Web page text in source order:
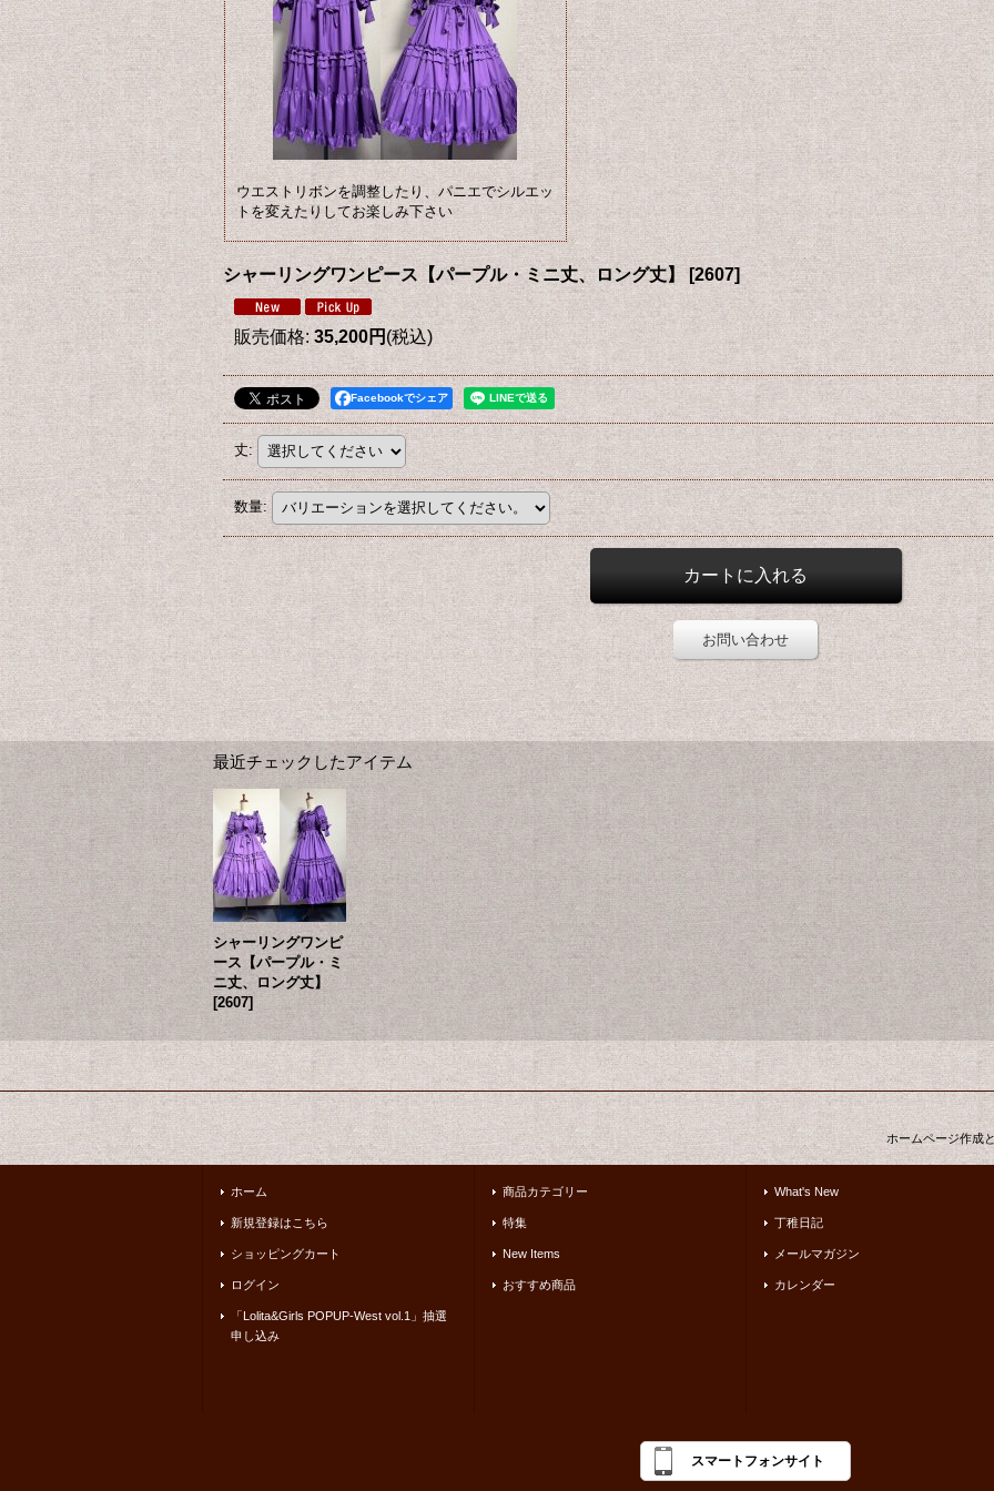
ウエストリボンを調整したり、パニエでシルエッ
トを変えたりしてお楽しみ下さい
シャーリングワンピース【パープル・ミニ丈、ロング丈】 [2607]
販売価格: 35,200円 (税込)
Facebookでシェア
丈:
数量:
お問い合わせ
最近チェックしたアイテム
シャーリングワンピ
ース【パープル・ミ
ニ丈、ロング丈】
[2607]
ホームページ作成
ホーム
新規登録はこちら
ショッピングカート
ログイン
「Lolita&Girls POPUP-West vol.1」抽選
申し込み
商品カテゴリー
特集
New Items
おすすめ商品
What's New
丁稚日記
メールマガジン
カレンダー
スマートフォンサイト